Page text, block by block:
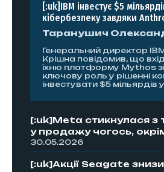
[:uk]IBM інвестує $5
кібербезпеку завдяки
Таранушич
Генеральний директор
Крішна повідомив, що
їхню платформу Mythos
ключову роль у рішенні
інвестувати $5 мільярдів
[:uk]Meta стикнулася
у продажу чогось,
30.05.2026
[:uk]Акції Seagate